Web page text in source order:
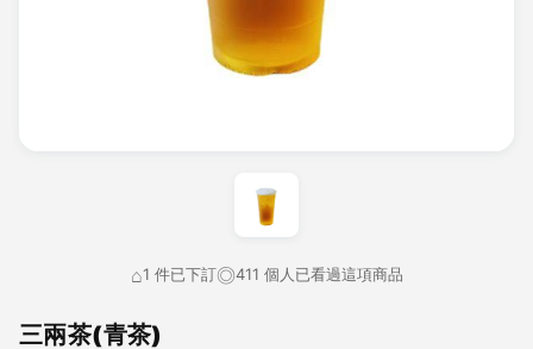
⌂1 件已下訂◎411 個人已看過這項商品
三兩茶(青茶)